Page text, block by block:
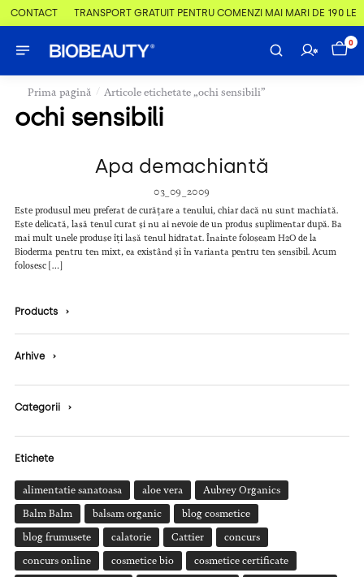
CONTACT TRANSPORT GRATUIT PENTRU COMENZI MAI MARI DE 190 LEI
0
Prima pagină / Articole etichetate „ochi sensibili”
ochi sensibili
Apa demachiantă
03_09_2009
Este produsul meu preferat de curățare a tenului, chiar dacă nu sunt machiată.
Este delicată, lasă tenul curat și nu ai nevoie de un produs suplimentar după. Ba
mai mult unele produse îți lasă tenul hidratat. Înainte foloseam H2O de la
Bioderma pentru ten mixt, ea existând și în varianta pentru ten sensibil. Acum
folosesc […]
Products ›
Arhive ›
Categorii ›
Etichete
alimentatie sanatoasa aloe vera Aubrey Organics
Balm Balm balsam organic blog cosmetice
blog frumusete calatorie Cattier concurs
concurs online cosmetice bio cosmetice certificate